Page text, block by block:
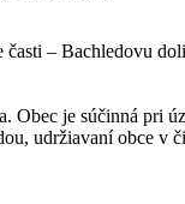
– Bachledovu
Obec je súčinná pri
udržiavaní obce v